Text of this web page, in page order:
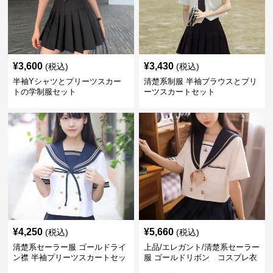
¥3,600 (税込)
半袖Yシャツとプリーツスカー
トの学制服セット
¥3,430 (税込)
清楚系制服 半袖ブラウスとプリ
ーツスカートセット
¥4,250 (税込)
清楚系セーラー服 ゴールドライ
ン襟 半袖プリーツスカートセッ
¥5,660 (税込)
上品/エレガント/清楚系セーラー
服 ゴールドリボン コスプレ衣